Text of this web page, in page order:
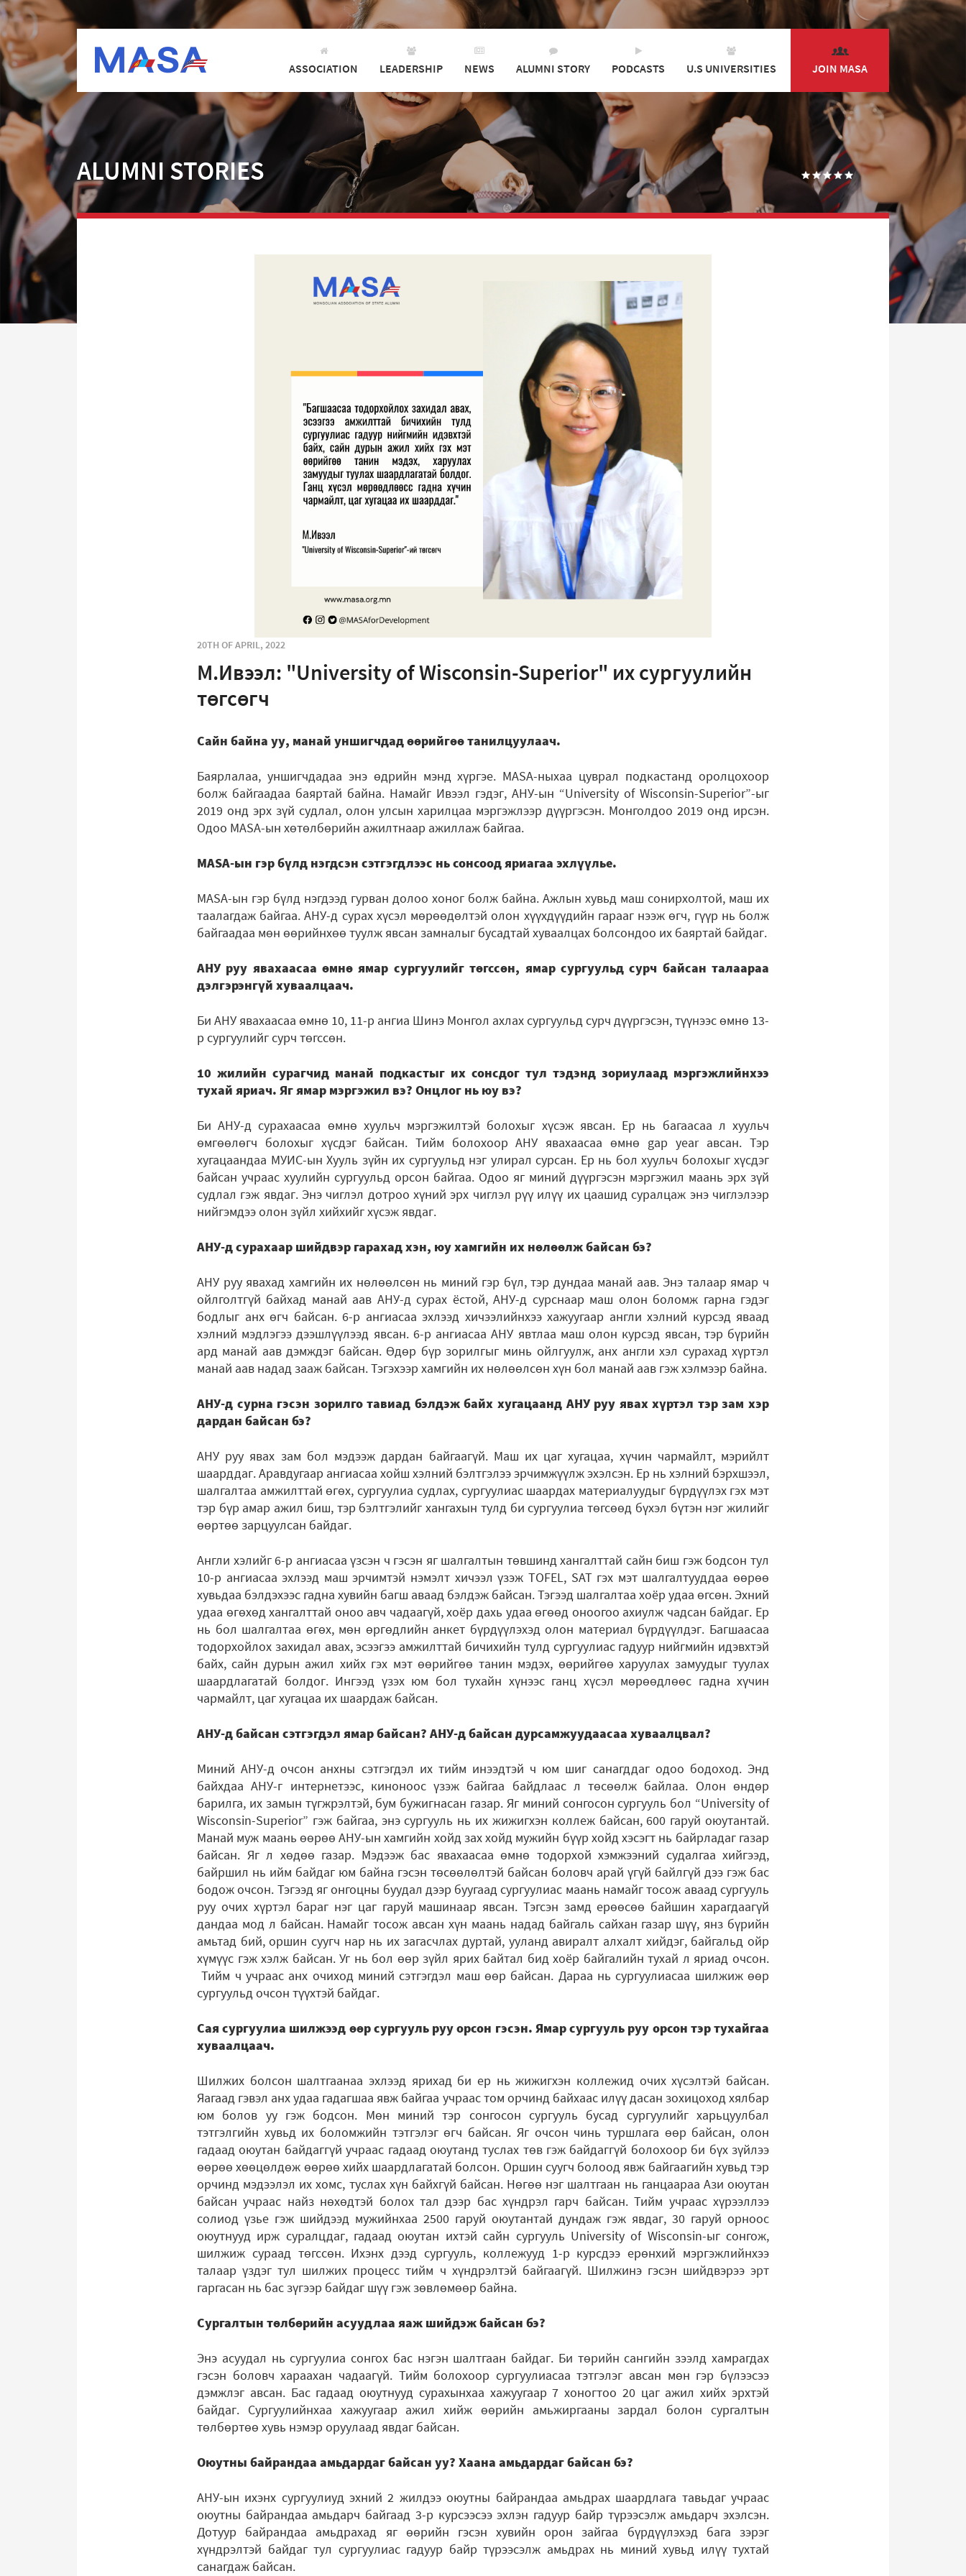
ASSOCIATION LEADERSHIP NEWS ALUMNI STORY PODCASTS U.S UNIVERSITIES JOIN MASA
ALUMNI STORIES
20TH OF APRIL, 2022
М.Ивээл: "University of Wisconsin-Superior" их сургуулийн
төгсөгч
Сайн байна уу, манай уншигчдад өөрийгөө танилцуулаач.
Баярлалаа, уншигчдадаа энэ өдрийн мэнд хүргэе. MASA-ныхаа цуврал подкастанд оролцохоор
болж байгаадаа баяртай байна. Намайг Ивээл гэдэг, АНУ-ын “University of Wisconsin-Superior”-ыг
2019 онд эрх зүй судлал, олон улсын харилцаа мэргэжлээр дүүргэсэн. Монголдоо 2019 онд ирсэн.
Одоо MASA-ын хөтөлбөрийн ажилтнаар ажиллаж байгаа.
MASA-ын гэр бүлд нэгдсэн сэтгэгдлээс нь сонсоод яриагаа эхлүүлье.
MASA-ын гэр бүлд нэгдээд гурван долоо хоног болж байна. Ажлын хувьд маш сонирхолтой, маш их
таалагдаж байгаа. АНУ-д сурах хүсэл мөрөөдөлтэй олон хүүхдүүдийн гарааг нээж өгч, гүүр нь болж
байгаадаа мөн өөрийнхөө туулж явсан замналыг бусадтай хуваалцах болсондоо их баяртай байдаг.
АНУ руу явахаасаа өмнө ямар сургуулийг төгссөн, ямар сургуульд сурч байсан талаараа
дэлгэрэнгүй хуваалцаач.
Би АНУ явахаасаа өмнө 10, 11-р ангиа Шинэ Монгол ахлах сургуульд сурч дүүргэсэн, түүнээс өмнө 13-
р сургуулийг сурч төгссөн.
10 жилийн сурагчид манай подкастыг их сонсдог тул тэдэнд зориулаад мэргэжлийнхээ
тухай яриач. Яг ямар мэргэжил вэ? Онцлог нь юу вэ?
Би АНУ-д сурахаасаа өмнө хуульч мэргэжилтэй болохыг хүсэж явсан. Ер нь багаасаа л хуульч
өмгөөлөгч болохыг хүсдэг байсан. Тийм болохоор АНУ явахаасаа өмнө gap year авсан. Тэр
хугацаандаа МУИС-ын Хууль зүйн их сургуульд нэг улирал сурсан. Ер нь бол хуульч болохыг хүсдэг
байсан учраас хуулийн сургуульд орсон байгаа. Одоо яг миний дүүргэсэн мэргэжил маань эрх зүй
судлал гэж явдаг. Энэ чиглэл дотроо хүний эрх чиглэл рүү илүү их цаашид суралцаж энэ чиглэлээр
нийгэмдээ олон зүйл хийхийг хүсэж явдаг.
АНУ-д сурахаар шийдвэр гарахад хэн, юу хамгийн их нөлөөлж байсан бэ?
АНУ руу явахад хамгийн их нөлөөлсөн нь миний гэр бүл, тэр дундаа манай аав. Энэ талаар ямар ч
ойлголтгүй байхад манай аав АНУ-д сурах ёстой, АНУ-д сурснаар маш олон боломж гарна гэдэг
бодлыг анх өгч байсан. 6-р ангиасаа эхлээд хичээлийнхээ хажуугаар англи хэлний курсэд яваад
хэлний мэдлэгээ дээшлүүлээд явсан. 6-р ангиасаа АНУ явтлаа маш олон курсэд явсан, тэр бүрийн
ард манай аав дэмждэг байсан. Өдөр бүр зорилгыг минь ойлгуулж, анх англи хэл сурахад хүртэл
манай аав надад зааж байсан. Тэгэхээр хамгийн их нөлөөлсөн хүн бол манай аав гэж хэлмээр байна.
АНУ-д сурна гэсэн зорилго тавиад бэлдэж байх хугацаанд АНУ руу явах хүртэл тэр зам хэр
дардан байсан бэ?
АНУ руу явах зам бол мэдээж дардан байгаагүй. Маш их цаг хугацаа, хүчин чармайлт, мэрийлт
шаарддаг. Аравдугаар ангиасаа хойш хэлний бэлтгэлээ эрчимжүүлж эхэлсэн. Ер нь хэлний бэрхшээл,
шалгалтаа амжилттай өгөх, сургуулиа судлах, сургуулиас шаардах материалуудыг бүрдүүлэх гэх мэт
тэр бүр амар ажил биш, тэр бэлтгэлийг хангахын тулд би сургуулиа төгсөөд бүхэл бүтэн нэг жилийг
өөртөө зарцуулсан байдаг.
Англи хэлийг 6-р ангиасаа үзсэн ч гэсэн яг шалгалтын төвшинд хангалттай сайн биш гэж бодсон тул
10-р ангиасаа эхлээд маш эрчимтэй нэмэлт хичээл үзэж TOFEL, SAT гэх мэт шалгалтууддаа өөрөө
хувьдаа бэлдэхээс гадна хувийн багш аваад бэлдэж байсан. Тэгээд шалгалтаа хоёр удаа өгсөн. Эхний
удаа өгөхөд хангалттай оноо авч чадаагүй, хоёр дахь удаа өгөөд оноогоо ахиулж чадсан байдаг. Ер
нь бол шалгалтаа өгөх, мөн өргөдлийн анкет бүрдүүлэхэд олон материал бүрдүүлдэг. Багшаасаа
тодорхойлох захидал авах, эсээгээ амжилттай бичихийн тулд сургуулиас гадуур нийгмийн идэвхтэй
байх, сайн дурын ажил хийх гэх мэт өөрийгөө танин мэдэх, өөрийгөө харуулах замуудыг туулах
шаардлагатай болдог. Ингээд үзэх юм бол тухайн хүнээс ганц хүсэл мөрөөдлөөс гадна хүчин
чармайлт, цаг хугацаа их шаардаж байсан.
АНУ-д байсан сэтгэгдэл ямар байсан? АНУ-д байсан дурсамжуудаасаа хуваалцвал?
Миний АНУ-д очсон анхны сэтгэгдэл их тийм инээдтэй ч юм шиг санагддаг одоо бодоход. Энд
байхдаа АНУ-г интернетээс, киноноос үзэж байгаа байдлаас л төсөөлж байлаа. Олон өндөр
барилга, их замын түгжрэлтэй, бум бужигнасан газар. Яг миний сонгосон сургууль бол “University of
Wisconsin-Superior” гэж байгаа, энэ сургууль нь их жижигхэн коллеж байсан, 600 гаруй оюутантай.
Манай муж маань өөрөө АНУ-ын хамгийн хойд зах хойд мужийн бүүр хойд хэсэгт нь байрладаг газар
байсан. Яг л хөдөө газар. Мэдээж бас явахаасаа өмнө тодорхой хэмжээний судалгаа хийгээд,
байршил нь ийм байдаг юм байна гэсэн төсөөлөлтэй байсан боловч арай үгүй байлгүй дээ гэж бас
бодож очсон. Тэгээд яг онгоцны буудал дээр буугаад сургуулиас маань намайг тосож аваад сургууль
руу очих хүртэл бараг нэг цаг гаруй машинаар явсан. Тэгсэн замд ерөөсөө байшин харагдаагүй
дандаа мод л байсан. Намайг тосож авсан хүн маань надад байгаль сайхан газар шүү, янз бүрийн
амьтад бий, оршин суугч нар нь их загасчлах дуртай, ууланд авиралт алхалт хийдэг, байгальд ойр
хүмүүс гэж хэлж байсан. Уг нь бол өөр зүйл ярих байтал бид хоёр байгалийн тухай л яриад очсон.
Тийм ч учраас анх очиход миний сэтгэгдэл маш өөр байсан. Дараа нь сургуулиасаа шилжиж өөр
сургуульд очсон түүхтэй байдаг.
Сая сургуулиа шилжээд өөр сургууль руу орсон гэсэн. Ямар сургууль руу орсон тэр тухайгаа
хуваалцаач.
Шилжих болсон шалтгаанаа эхлээд ярихад би ер нь жижигхэн коллежид очих хүсэлтэй байсан.
Яагаад гэвэл анх удаа гадагшаа явж байгаа учраас том орчинд байхаас илүү дасан зохицоход хялбар
юм болов уу гэж бодсон. Мөн миний тэр сонгосон сургууль бусад сургуулийг харьцуулбал
тэтгэлгийн хувьд их боломжийн тэтгэлэг өгч байсан. Яг очсон чинь туршлага өөр байсан, олон
гадаад оюутан байдаггүй учраас гадаад оюутанд туслах төв гэж байдаггүй болохоор би бүх зүйлээ
өөрөө хөөцөлдөж өөрөө хийх шаардлагатай болсон. Оршин суугч болоод явж байгаагийн хувьд тэр
орчинд мэдээлэл их хомс, туслах хүн байхгүй байсан. Нөгөө нэг шалтгаан нь ганцаараа Ази оюутан
байсан учраас найз нөхөдтэй болох тал дээр бас хүндрэл гарч байсан. Тийм учраас хүрээллээ
солиод үзье гэж шийдээд мужийнхаа 2500 гаруй оюутантай дундаж гэж явдаг, 30 гаруй орноос
оюутнууд ирж суралцдаг, гадаад оюутан ихтэй сайн сургууль University of Wisconsin-ыг сонгож,
шилжиж сураад төгссөн. Ихэнх дээд сургууль, коллежууд 1-р курсдээ ерөнхий мэргэжлийнхээ
талаар үздэг тул шилжих процесс тийм ч хүндрэлтэй байгаагүй. Шилжинэ гэсэн шийдвэрээ эрт
гаргасан нь бас зүгээр байдаг шүү гэж зөвлөмөөр байна.
Сургалтын төлбөрийн асуудлаа яаж шийдэж байсан бэ?
Энэ асуудал нь сургуулиа сонгох бас нэгэн шалтгаан байдаг. Би төрийн сангийн зээлд хамрагдах
гэсэн боловч хараахан чадаагүй. Тийм болохоор сургуулиасаа тэтгэлэг авсан мөн гэр бүлээсээ
дэмжлэг авсан. Бас гадаад оюутнууд сурахынхаа хажуугаар 7 хоногтоо 20 цаг ажил хийх эрхтэй
байдаг. Сургуулийнхаа хажуугаар ажил хийж өөрийн амьжиргааны зардал болон сургалтын
төлбөртөө хувь нэмэр оруулаад явдаг байсан.
Оюутны байрандаа амьдардаг байсан уу? Хаана амьдардаг байсан бэ?
АНУ-ын ихэнх сургуулиуд эхний 2 жилдээ оюутны байрандаа амьдрах шаардлага тавьдаг учраас
оюутны байрандаа амьдарч байгаад 3-р курсээсээ эхлэн гадуур байр түрээсэлж амьдарч эхэлсэн.
Дотуур байрандаа амьдрахад яг өөрийн гэсэн хувийн орон зайгаа бүрдүүлэхэд бага зэрэг
хүндрэлтэй байдаг тул сургуулиас гадуур байр түрээсэлж амьдрах нь миний хувьд илүү тухтай
санагдаж байсан.